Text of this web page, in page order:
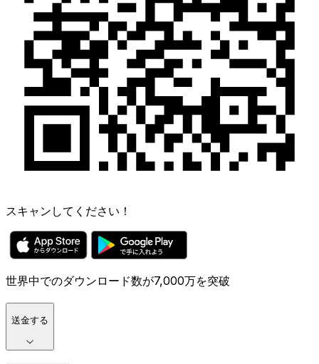
スキャンしてください！
世界中でのダウンロード数が7,000万を突破
送金する